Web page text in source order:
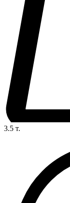
3.5 т.